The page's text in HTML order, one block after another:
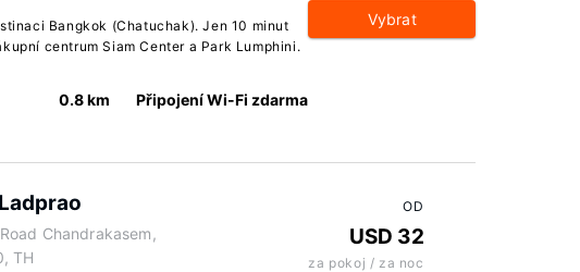
Bangkok (Chatuchak). Jen 10 minut
centrum Siam Center a Park Lumphini.
0.8 km Připojení Wi-Fi zdarma
Vybrat
Chandrakasem,
TH
OD
USD 32
za pokoj / za noc